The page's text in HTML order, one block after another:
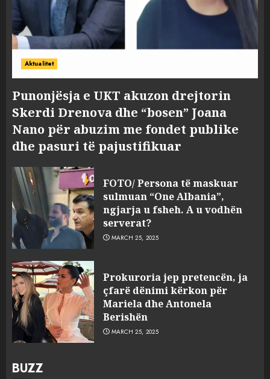
Aktualitet
Punonjësja e UKT akuzon drejtorin
Skerdi Drenova dhe “bosen” Joana
Nano për abuzim me fondet publike
dhe pasuri të pajustifikuar
FOTO/ Persona të maskuar
sulmuan “One Albania”,
ngjarja u fsheh. A u vodhën
serverat?
MARCH 25, 2025
Prokuroria jep pretencën, ja
çfarë dënimi kërkon për
Mariela dhe Antonela
Berishën
MARCH 25, 2025
BUZZ